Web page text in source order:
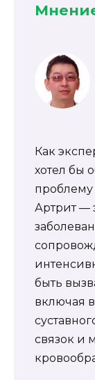
Как
хотел бы
проблему
Артрит —
быть
включая
связок и